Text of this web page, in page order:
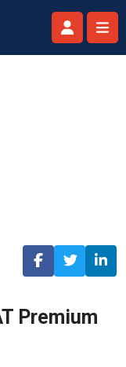
Premium